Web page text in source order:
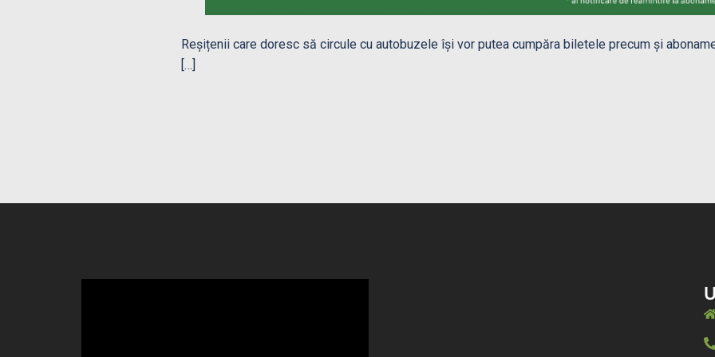
Reșițenii care doresc să circule cu autobuzele își vor putea cumpăra biletele precum și
[…]